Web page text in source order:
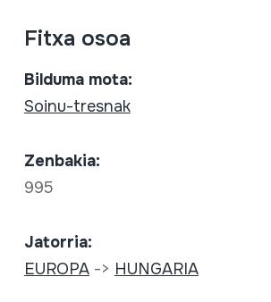
Fitxa osoa
Bilduma mota:
Soinu-tresnak
Zenbakia:
995
Jatorria:
EUROPA-> HUNGARIA